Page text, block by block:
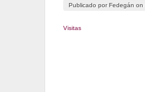
Publicado por Fedegán on
Visitas